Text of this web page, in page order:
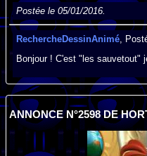
Postée le 05/01/2016.
RechercheDessinAnimé ,
Bonjour ! C'est "les sauvetout"
ANNONCE N°2598 DE